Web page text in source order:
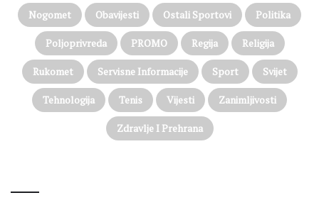
Nogomet Obavijesti Ostali Sportovi Politika
Poljoprivreda PROMO Regija Religija
Rukomet Servisne Informacije Sport Svijet
Tehnologija Tenis Vijesti Zanimljivosti
Zdravlje I Prehrana